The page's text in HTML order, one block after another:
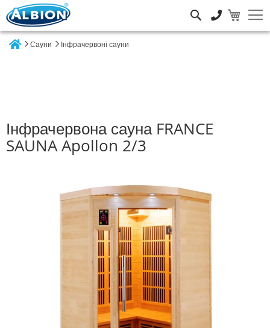
Сауни Інфрачервоні сауни
Інфрачервона сауна FRANCE
SAUNA Apollon 2/3